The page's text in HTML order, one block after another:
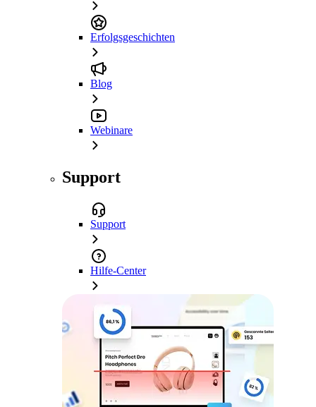
Erfolgsgeschichten
Blog
Webinare
Support
Support
Hilfe-Center